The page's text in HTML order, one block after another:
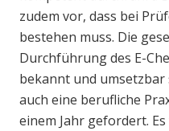
zudem vor, dass bei
bestehen muss. Die
Durchführung des E-
bekannt und
auch eine berufliche
einem Jahr gefordert.